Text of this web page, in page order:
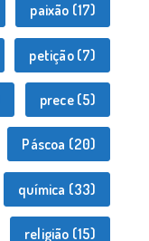
paixão (17)
petição(7)
prece(5)
Páscoa (20)
química (33)
religião (15)